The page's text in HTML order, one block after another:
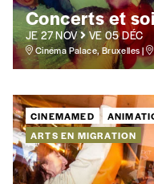
Concerts et
JE 27 NOV VE 05 DÉC
Cinéma Palace, Bruxelles |
CINEMAMED
ARTS EN MIGRATION